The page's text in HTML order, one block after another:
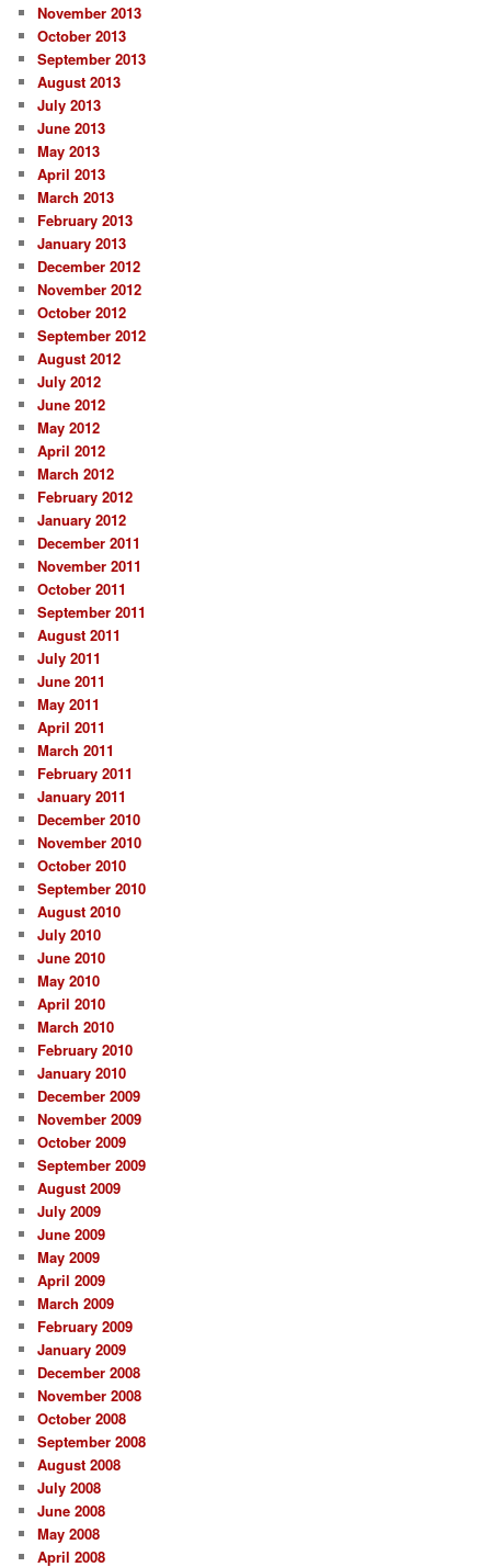
November 2013
October 2013
September 2013
August 2013
July 2013
June 2013
May 2013
April 2013
March 2013
February 2013
January 2013
December 2012
November 2012
October 2012
September 2012
August 2012
July 2012
June 2012
May 2012
April 2012
March 2012
February 2012
January 2012
December 2011
November 2011
October 2011
September 2011
August 2011
July 2011
June 2011
May 2011
April 2011
March 2011
February 2011
January 2011
December 2010
November 2010
October 2010
September 2010
August 2010
July 2010
June 2010
May 2010
April 2010
March 2010
February 2010
January 2010
December 2009
November 2009
October 2009
September 2009
August 2009
July 2009
June 2009
May 2009
April 2009
March 2009
February 2009
January 2009
December 2008
November 2008
October 2008
September 2008
August 2008
July 2008
June 2008
May 2008
April 2008